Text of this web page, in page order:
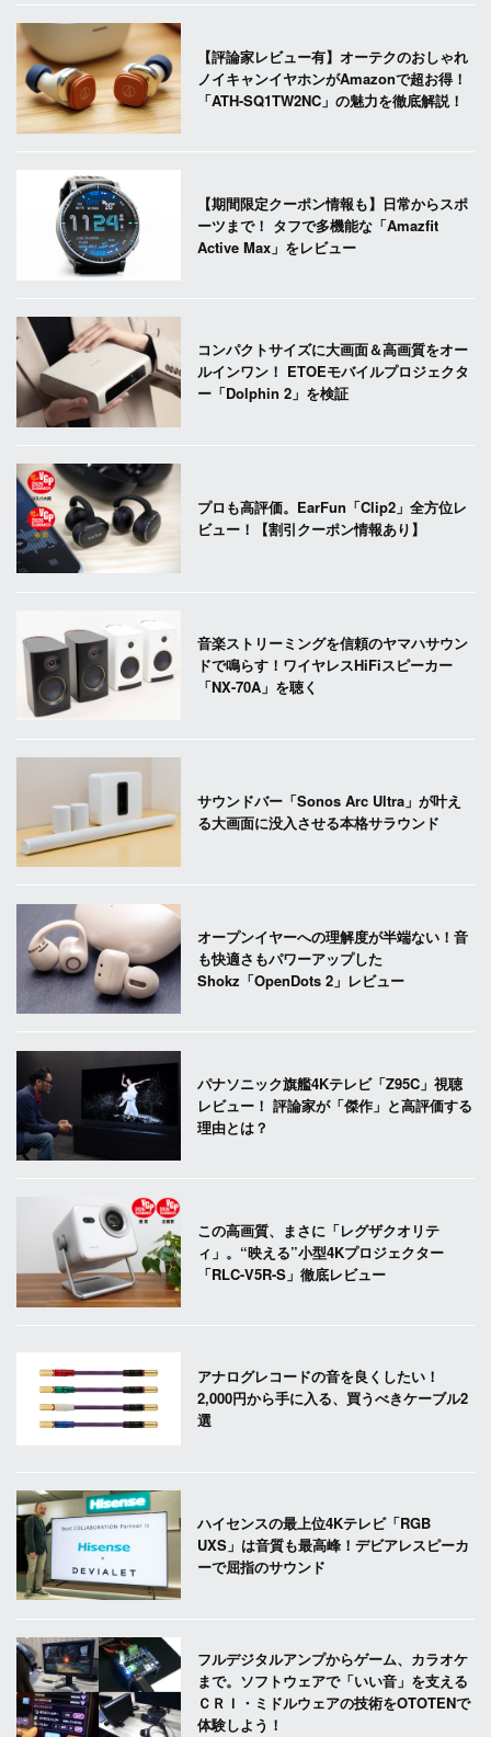
【評論家レビュー有】オーテクのおしゃれ
ノイキャンイヤホンがAmazonで超お得！
「ATH-SQ1TW2NC」の魅力を徹底解説！
【期間限定クーポン情報も】日常からスポ
ーツまで！ タフで多機能な「Amazfit
Active Max」をレビュー
コンパクトサイズに大画面＆高画質をオー
ルインワン！ ETOEモバイルプロジェクタ
ー「Dolphin 2」を検証
プロも高評価。EarFun「Clip2」全方位レ
ビュー！【割引クーポン情報あり】
音楽ストリーミングを信頼のヤマハサウン
ドで鳴らす！ワイヤレスHiFiスピーカー
「NX-70A」を聴く
サウンドバー「Sonos Arc Ultra」が叶え
る大画面に没入させる本格サラウンド
オープンイヤーへの理解度が半端ない！音
も快適さもパワーアップした
Shokz「OpenDots 2」レビュー
パナソニック旗艦4Kテレビ「Z95C」視聴
レビュー！ 評論家が「傑作」と高評価する
理由とは？
この高画質、まさに「レグザクオリテ
ィ」。“映える”小型4Kプロジェクター
「RLC-V5R-S」徹底レビュー
アナログレコードの音を良くしたい！
2,000円から手に入る、買うべきケーブル2
選
ハイセンスの最上位4Kテレビ「RGB
UXS」は音質も最高峰！デビアレスピーカ
ーで屈指のサウンド
フルデジタルアンプからゲーム、カラオケ
まで。ソフトウェアで「いい音」を支える
ＣＲＩ・ミドルウェアの技術をOTOTENで
体験しよう！